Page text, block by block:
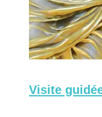
Visite